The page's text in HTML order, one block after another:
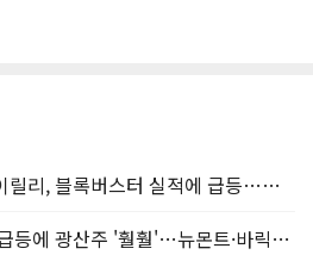
[美증시 특징주] 일라이릴리, 블록버스터 실적에 급등…마운자로 매출 폭발
[美증시 특징주] 금값 급등에 광산주 '훨훨'…뉴몬트·바릭마이닝 주도